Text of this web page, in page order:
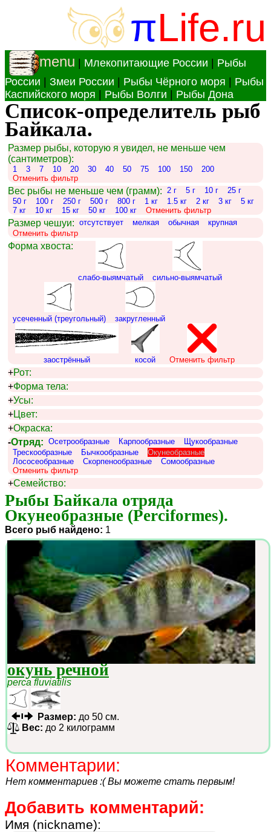
πLife.ru
menu Млекопитающие России
Рыбы
России
Змеи России Рыбы Чёрного моря
Рыбы
Каспийского моря
Рыбы Волги Рыбы Дона
Список-определитель рыб
Байкала.
Размер рыбы, которую я увидел, не меньше чем
(сантиметров):
1 3 7 10 20 30 40 50 75 100 150
200
Отменить фильтр
Вес рыбы не меньше чем (грамм): 2 г 5 г 10 г
25 г
50 г
100 г 250 г 500 г 800 г 1 кг 1.5 кг 2 кг 3 кг
5 кг
7 кг
10 кг 15 кг 50 кг 100 кг Отменить фильтр
Размер чешуи: отсутствует мелкая обычная
крупная
Отменить фильтр
Форма хвоста:
слабо-выямчатый сильно-выямчатый
усеченный (треугольный) закругленный
заострённый косой Отменить фильтр
+Рот:
+Форма тела:
+Усы:
+Цвет:
+Окраска:
-Отряд: Осетрообразные Карпообразные
Щукообразные
Трескообразные
Бычкообразные
Окунеобразные
Лососеобразные
Скорпенообразные
Сомообразные
Отменить фильтр
+Семейство:
Рыбы Байкала отряда
Окунеобразные (Perciformes).
Всего рыб найдено: 1
окунь речной
perca fluviatilis
Размер: до 50 см.
Вес: до 2 килограмм
Комментарии:
Нет комментариев :( Вы можете стать первым!
Добавить комментарий:
Имя (nickname):